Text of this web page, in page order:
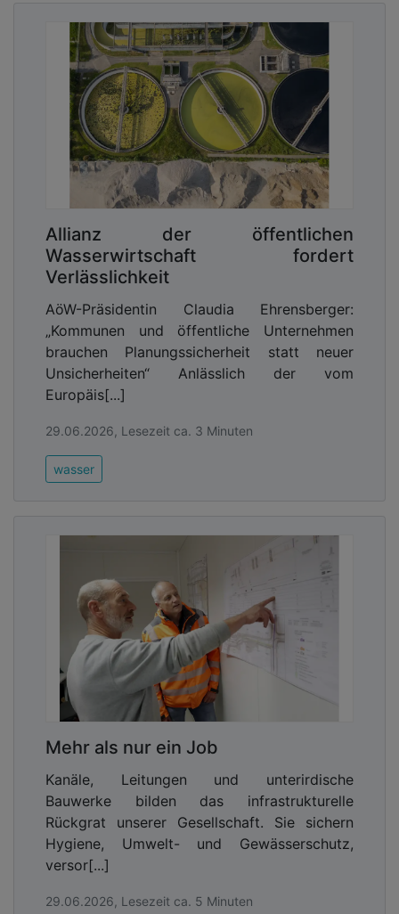
Allianz der öffentlichen
Wasserwirtschaft fordert
Verlässlichkeit
AöW-Präsidentin Claudia Ehrensberger:
„Kommunen und öffentliche Unternehmen
brauchen Planungssicherheit statt neuer
Unsicherheiten“ Anlässlich der vom
Europäis[...]
29.06.2026, Lesezeit ca. 3 Minuten
wasser
Mehr als nur ein Job
Kanäle, Leitungen und unterirdische
Bauwerke bilden das infrastrukturelle
Rückgrat unserer Gesellschaft. Sie sichern
Hygiene, Umwelt- und Gewässerschutz,
versor[...]
29.06.2026, Lesezeit ca. 5 Minuten